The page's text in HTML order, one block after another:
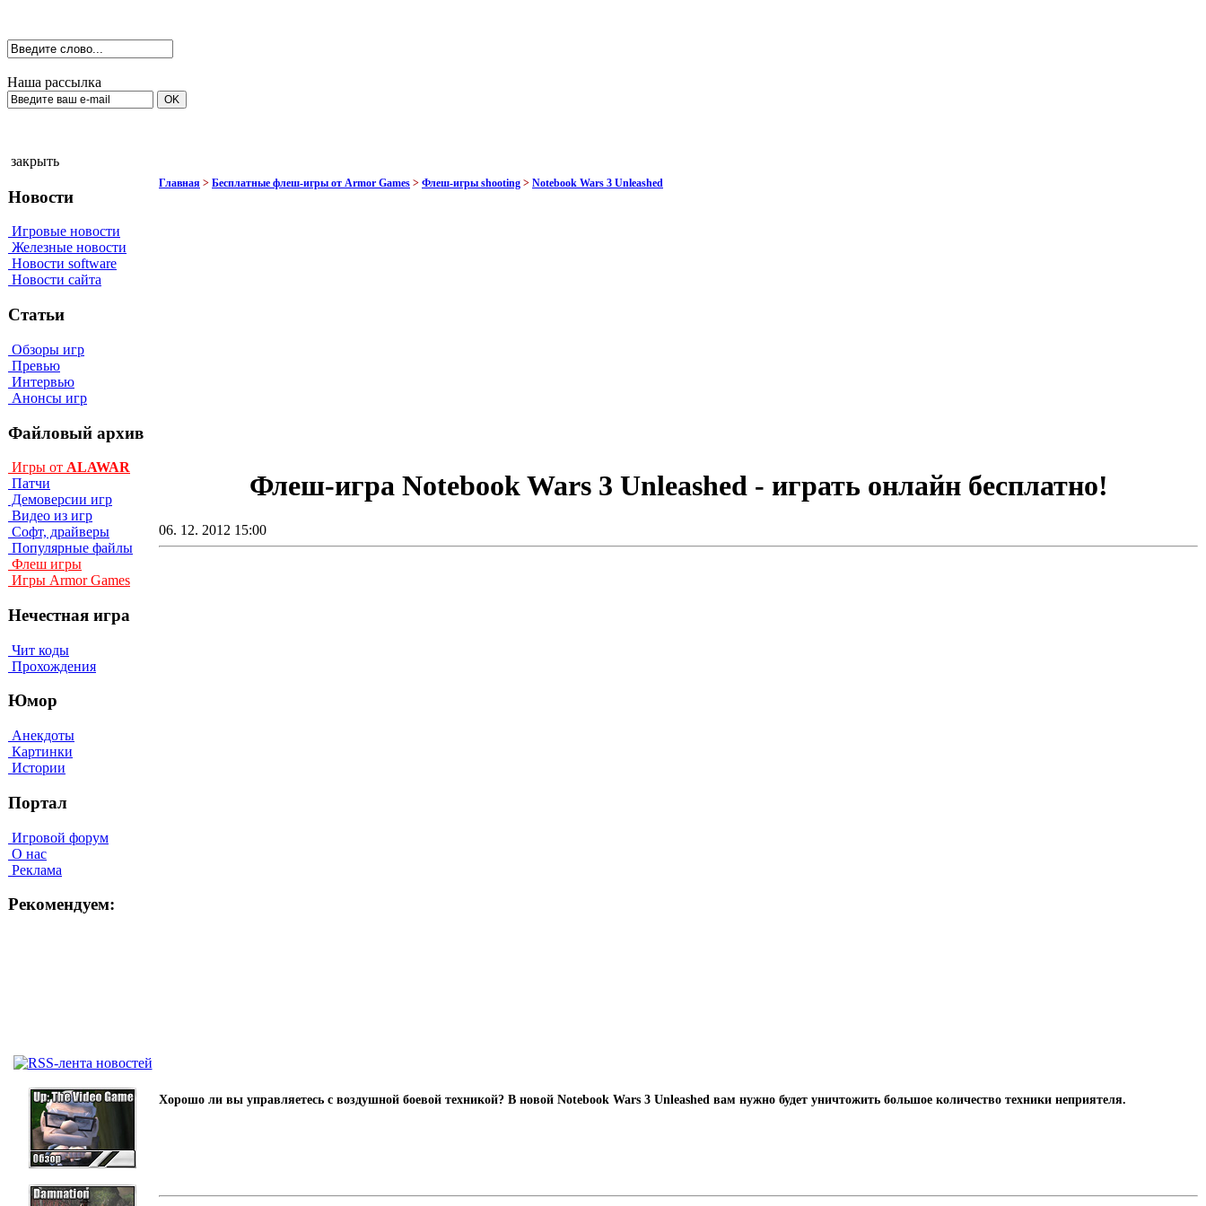
Наша рассылка
закрыть
Новости
Игровые новости
Железные новости
Новости software
Новости сайта
Статьи
Обзоры игр
Превью
Интервью
Анонсы игр
Файловый архив
Игры от ALAWAR
Патчи
Демоверсии игр
Видео из игр
Софт, драйверы
Популярные файлы
Флеш игры
Игры Armor Games
Нечестная игра
Чит коды
Прохождения
Юмор
Анекдоты
Картинки
Истории
Портал
Игровой форум
О нас
Реклама
Рекомендуем:
Главная > Бесплатные флеш-игры от Armor Games > Флеш-игры shooting > Notebook Wars 3 Unleashed
Флеш-игра Notebook Wars 3 Unleashed - играть онлайн бесплатно!
06. 12. 2012 15:00
Хорошо ли вы управляетесь с воздушной боевой техникой? В новой Notebook Wars 3 Unleashed вам нужно будет уничтожить большое количество техники неприятеля.